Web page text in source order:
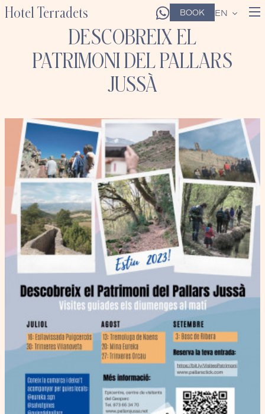
Hotel Terradets BOOK EN
DESCOBREIX EL
PATRIMONI DEL PALLARS
JUSSÀ